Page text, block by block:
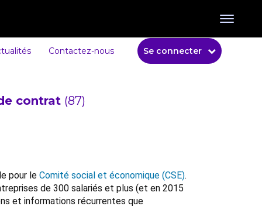
Contactez-nous Se connecter
contrat (87)
pour le Comité social et économique (CSE).
de 300 salariés et plus (et en 2015
et informations récurrentes que